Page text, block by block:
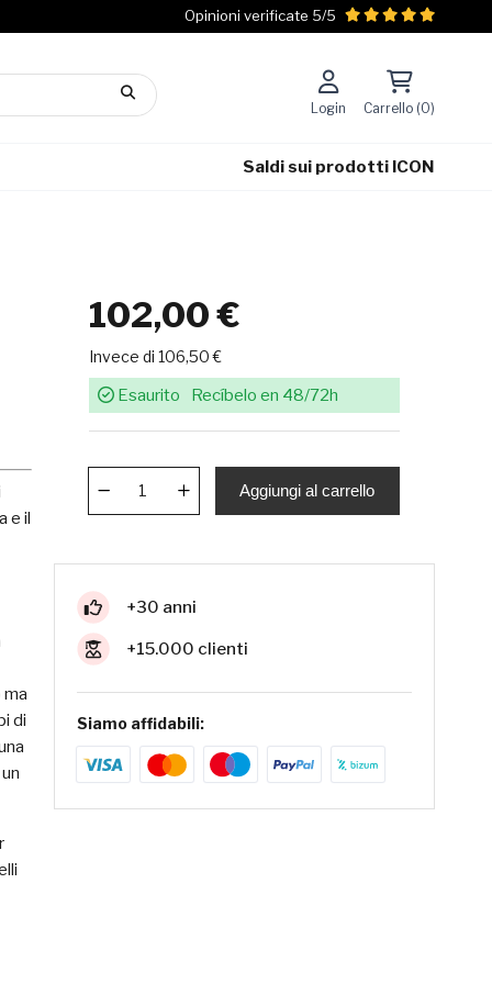
Opinioni verificate 5/5
Login Carrello (0)
Saldi sui prodotti ICON
e il
di
102,00 €
Invece di 106,50 €
Esaurito Recíbelo en 48/72h
Aggiungi al carrello
+30 anni
+15.000 clienti
Siamo affidabili: